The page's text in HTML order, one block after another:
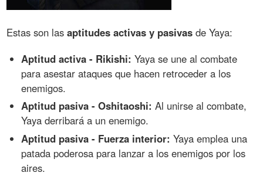
Estas son lasaptitudes activas y pasivas de Yaya:
Aptitud activa - Rikishi: Yaya se une al combate
para asestar ataques que hacen retroceder a los
enemigos.
Aptitud pasiva - Oshitaoshi: Al unirse al combate,
Yaya derribará a un enemigo.
Aptitud pasiva - Fuerza interior: Yaya emplea una
patada poderosa para lanzar a los enemigos por los
aires.